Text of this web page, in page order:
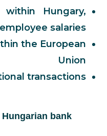
Hungary,
salaries
the European
Union
transactions
bank